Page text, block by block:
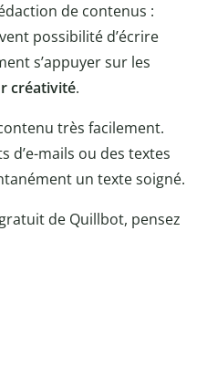
de contenus :
possibilité d’écrire
s’appuyer sur les
créativité.
très facilement.
d’e-mails ou des textes
un texte soigné.
de Quillbot, pensez